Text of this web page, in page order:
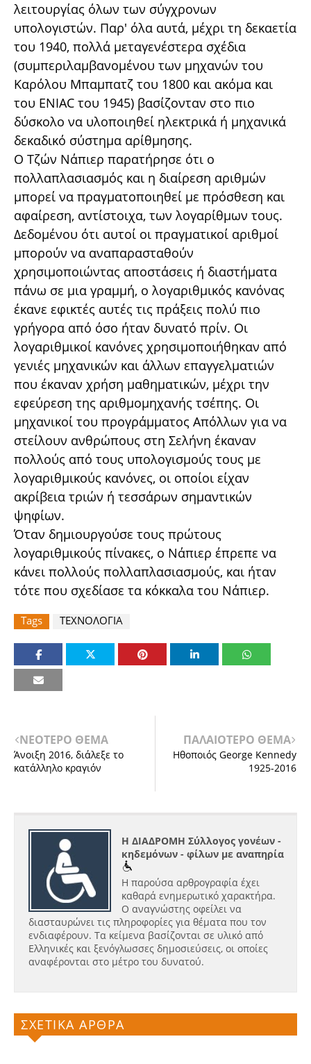
λειτουργίας όλων των σύγχρονων
υπολογιστών. Παρ' όλα αυτά, μέχρι τη δεκαετία
του 1940, πολλά μεταγενέστερα σχέδια
(συμπεριλαμβανομένου των μηχανών του
Καρόλου Μπαμπατζ του 1800 και ακόμα και
του ENIAC του 1945) βασίζονταν στο πιο
δύσκολο να υλοποιηθεί ηλεκτρικά ή μηχανικά
δεκαδικό σύστημα αρίθμησης.
Ο Τζών Νάπιερ παρατήρησε ότι ο
πολλαπλασιασμός και η διαίρεση αριθμών
μπορεί να πραγματοποιηθεί με πρόσθεση και
αφαίρεση, αντίστοιχα, των λογαρίθμων τους.
Δεδομένου ότι αυτοί οι πραγματικοί αριθμοί
μπορούν να αναπαρασταθούν
χρησιμοποιώντας αποστάσεις ή διαστήματα
πάνω σε μια γραμμή, ο λογαριθμικός κανόνας
έκανε εφικτές αυτές τις πράξεις πολύ πιο
γρήγορα από όσο ήταν δυνατό πρίν. Οι
λογαριθμικοί κανόνες χρησιμοποιήθηκαν από
γενιές μηχανικών και άλλων επαγγελματιών
που έκαναν χρήση μαθηματικών, μέχρι την
εφεύρεση της αριθμομηχανής τσέπης. Οι
μηχανικοί του προγράμματος Απόλλων για να
στείλουν ανθρώπους στη Σελήνη έκαναν
πολλούς από τους υπολογισμούς τους με
λογαριθμικούς κανόνες, οι οποίοι είχαν
ακρίβεια τριών ή τεσσάρων σημαντικών
ψηφίων.
Όταν δημιουργούσε τους πρώτους
λογαριθμικούς πίνακες, ο Νάπιερ έπρεπε να
κάνει πολλούς πολλαπλασιασμούς, και ήταν
τότε που σχεδίασε τα κόκκαλα του Νάπιερ.
Tags ΤΕΧΝΟΛΟΓΙΑ
ΝΕΟΤΕΡΟ ΘΕΜΑ
Άνοιξη 2016, διάλεξε το
κατάλληλο κραγιόν
ΠΑΛΑΙΟΤΕΡΟ ΘΕΜΑ
Ηθοποιός George Kennedy
1925-2016
Η ΔΙΑΔΡΟΜΗ Σύλλογος γονέων -
κηδεμόνων - φίλων με αναπηρία
Η παρούσα αρθρογραφία έχει
καθαρά ενημερωτικό χαρακτήρα.
Ο αναγνώστης οφείλει να
διασταυρώνει τις πληροφορίες για θέματα που τον
ενδιαφέρουν. Τα κείμενα βασίζονται σε υλικό από
Ελληνικές και ξενόγλωσσες δημοσιεύσεις, οι οποίες
αναφέρονται στο μέτρο του δυνατού.
ΣΧΕΤΙΚΑ ΑΡΘΡΑ